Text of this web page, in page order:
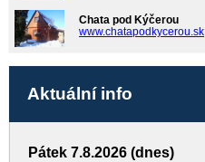
Chata pod Kýčerou
www.chatapodkycerou.sk
Aktuální info
Pátek 7.8.2026 (dnes)